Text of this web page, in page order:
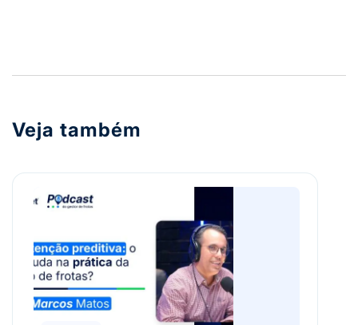
Veja também